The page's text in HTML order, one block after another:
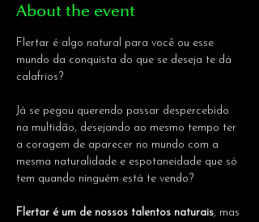
About the event
Flertar é algo natural para você ou esse
mundo da conquista do que se deseja te dá
calafrios?
Já se pegou querendo passar despercebido
na multidão, desejando ao mesmo tempo ter
a coragem de aparecer no mundo com a
mesma naturalidade e espotaneidade que só
tem quando ninguém está te vendo?
Flertar é um de nossos talentos naturais, mas